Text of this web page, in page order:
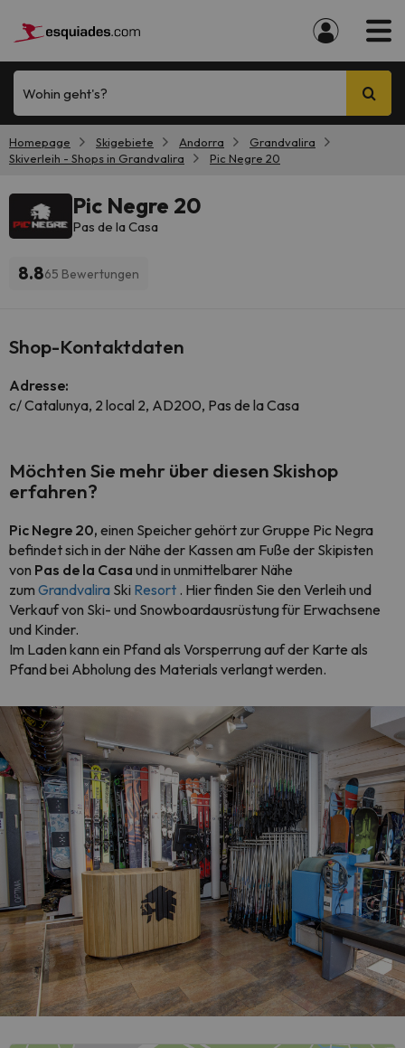
Wohin geht's?
Homepage Skigebiete Andorra
Grandvalira
Skiverleih - Shops in Grandvalira
Pic Negre 20
Pic Negre 20
Pas de la Casa
8.865 Bewertungen
Shop-Kontaktdaten
Adresse:
c/ Catalunya, 2 local 2, AD200, Pas de la Casa
Möchten Sie mehr über diesen Skishop
erfahren?
Pic Negre 20, einen Speicher gehört zur Gruppe Pic Negra
befindet sich in der Nähe der Kassen am Fuße der Skipisten
von Pas de la Casa und in unmittelbarer Nähe
zum Grandvalira Ski Resort . Hier finden Sie den Verleih und
Verkauf von Ski- und Snowboardausrüstung für Erwachsene
und Kinder.
Im Laden kann ein Pfand als Vorsperrung auf der Karte als
Pfand bei Abholung des Materials verlangt werden.